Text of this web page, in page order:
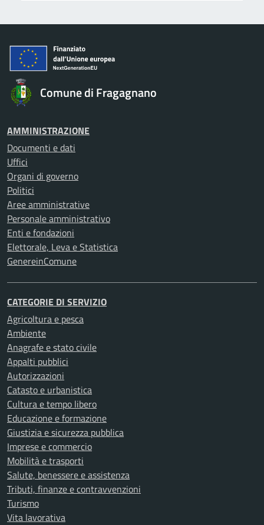
Comune di Fragagnano
AMMINISTRAZIONE
Documenti e dati
Uffici
Organi di governo
Politici
Aree amministrative
Personale amministrativo
Enti e fondazioni
Elettorale, Leva e Statistica
GenereinComune
CATEGORIE DI SERVIZIO
Agricoltura e pesca
Ambiente
Anagrafe e stato civile
Appalti pubblici
Autorizzazioni
Catasto e urbanistica
Cultura e tempo libero
Educazione e formazione
Giustizia e sicurezza pubblica
Imprese e commercio
Mobilità e trasporti
Salute, benessere e assistenza
Tributi, finanze e contravvenzioni
Turismo
Vita lavorativa